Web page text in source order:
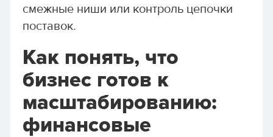
смежные ниши или контроль цепочки
поставок.
Как понять, что
бизнес готов к
масштабированию:
финансовые